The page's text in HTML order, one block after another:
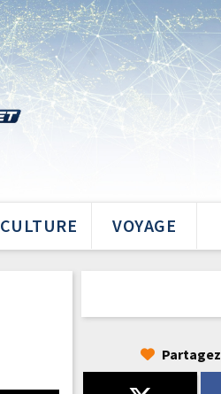
CULTURE VOYAGE
Partagez